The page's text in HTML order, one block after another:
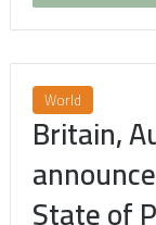
World
Britain,
State of